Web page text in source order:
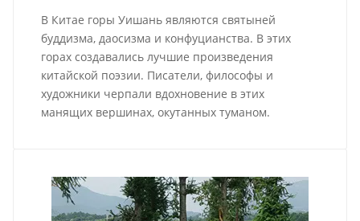
В Китае горы Уишань являются святыней
буддизма, даосизма и конфуцианства. В этих
горах создавались лучшие произведения
китайской поэзии. Писатели, философы и
художники черпали вдохновение в этих
манящих вершинах, окутанных туманом.